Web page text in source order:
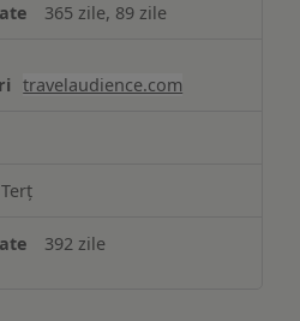
365 zile, 89 zile
travelaudience.com
Terț
392 zile